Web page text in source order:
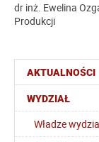
AKTUALNOŚCI
WYDZIAŁ
Władze
dr inż. Ewelina
Produkcji